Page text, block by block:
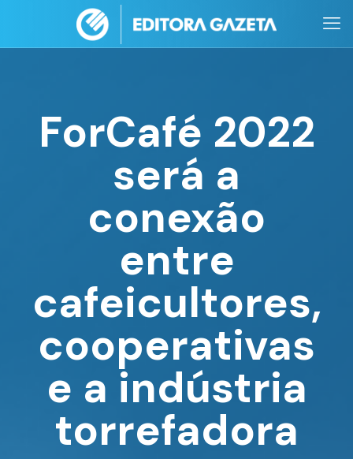
ForCafé 2022
será a
conexão
entre
cafeicultores,
cooperativas
e a indústria
torrefadora